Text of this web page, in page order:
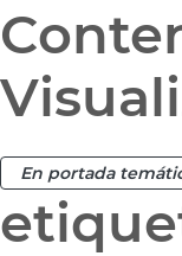
En portada